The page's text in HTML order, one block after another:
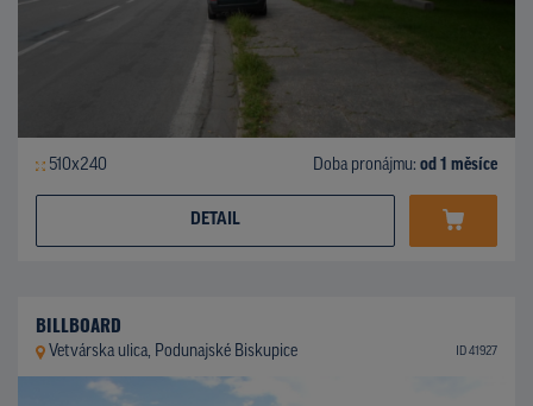
510x240 Doba pronájmu: od 1 měsíce
DETAIL
BILLBOARD
Vetvárska ulica, Podunajské Biskupice ID 41927